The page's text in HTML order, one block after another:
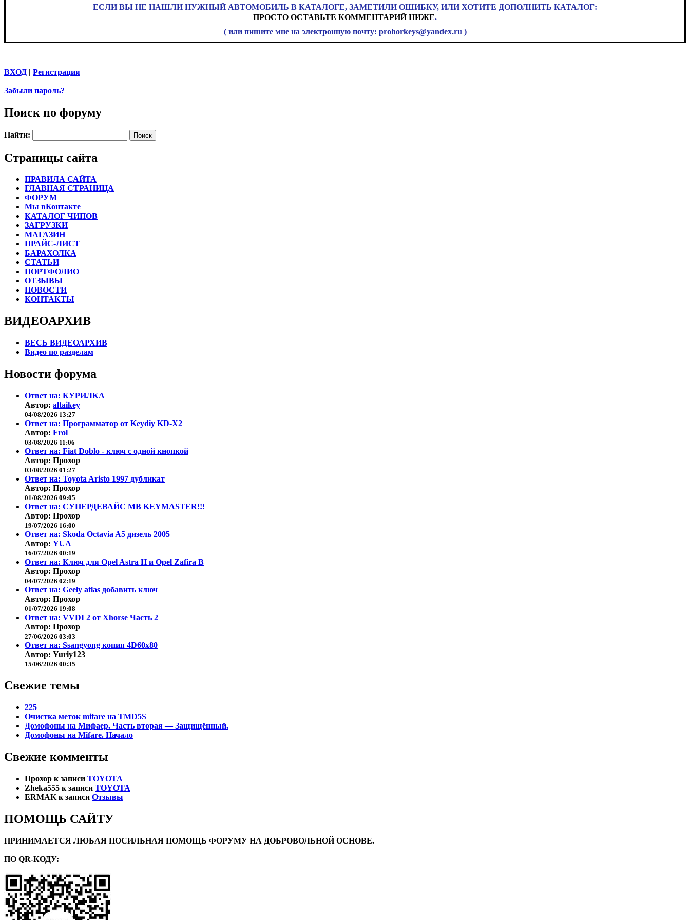
ЕСЛИ ВЫ НЕ НАШЛИ НУЖНЫЙ АВТОМОБИЛЬ В КАТАЛОГЕ, ЗАМЕТИЛИ ОШИБКУ, ИЛИ ХОТИТЕ ДОПОЛНИТЬ КАТАЛОГ:
ПРОСТО ОСТАВЬТЕ КОММЕНТАРИЙ НИЖЕ.
( или пишите мне на электронную почту: prohorkeys@yandex.ru )
ВХОД | Регистрация
Забыли пароль?
Поиск по форуму
Найти:
Страницы сайта
ПРАВИЛА САЙТА
ГЛАВНАЯ СТРАНИЦА
ФОРУМ
Мы вКонтакте
КАТАЛОГ ЧИПОВ
ЗАГРУЗКИ
МАГАЗИН
ПРАЙС-ЛИСТ
БАРАХОЛКА
СТАТЬИ
ПОРТФОЛИО
ОТЗЫВЫ
НОВОСТИ
КОНТАКТЫ
ВИДЕОАРХИВ
ВЕСЬ ВИДЕОАРХИВ
Видео по разделам
Новости форума
Ответ на: КУРИЛКА
Автор: altaikey
04/08/2026 13:27
Ответ на: Программатор от Keydiy KD-X2
Автор: Frol
03/08/2026 11:06
Ответ на: Fiat Doblo - ключ с одной кнопкой
Автор: Прохор
03/08/2026 01:27
Ответ на: Toyota Aristo 1997 дубликат
Автор: Прохор
01/08/2026 09:05
Ответ на: СУПЕРДЕВАЙС MB KEYMASTER!!!
Автор: Прохор
19/07/2026 16:00
Ответ на: Skoda Octavia A5 дизель 2005
Автор: YUA
16/07/2026 00:19
Ответ на: Ключ для Opel Astra H и Opel Zafira B
Автор: Прохор
04/07/2026 02:19
Ответ на: Geely atlas добавить ключ
Автор: Прохор
01/07/2026 19:08
Ответ на: VVDI 2 от Xhorse Часть 2
Автор: Прохор
27/06/2026 03:03
Ответ на: Ssangyong копия 4D60x80
Автор: Yuriy123
15/06/2026 00:35
Свежие темы
225
Очистка меток mifare на TMD5S
Домофоны на Мифаер. Часть вторая — Защищённый.
Домофоны на Mifare. Начало
Свежие комменты
Прохор к записи TOYOTA
Zheka555 к записи TOYOTA
ERMAK к записи Отзывы
ПОМОЩЬ САЙТУ
ПРИНИМАЕТСЯ ЛЮБАЯ ПОСИЛЬНАЯ ПОМОЩЬ ФОРУМУ НА ДОБРОВОЛЬНОЙ ОСНОВЕ.
ПО QR-КОДУ: